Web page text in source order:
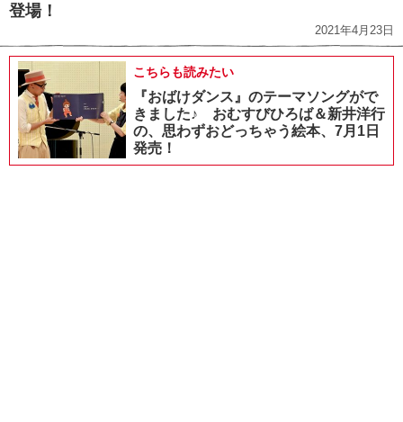
登場！
2021年4月23日
こちらも読みたい
『おばけダンス』のテーマソングがで
きました♪ おむすびひろば＆新井洋行
の、思わずおどっちゃう絵本、7月1日
発売！